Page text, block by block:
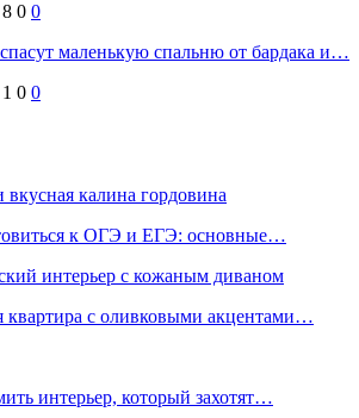
8 0 0
маленькую спальню от бардака и…
1 0 0
вкусная калина гордовина
к ОГЭ и ЕГЭ: основные…
интерьер с кожаным диваном
квартира с оливковыми акцентами…
интерьер, который захотят…